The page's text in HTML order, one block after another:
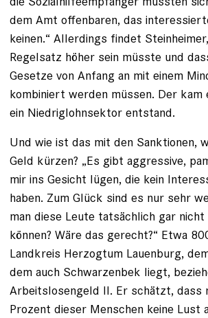
dem Amt offenbaren, das
keinen.“ ­Allerdings findet
Regelsatz höher sein müsste und
Gesetze von Anfang an mit einem
kombiniert werden müssen. Der
ein Niedriglohnsektor entstand.
Und wie ist das mit den Sanktionen,
Geld kürzen? „Es gibt aggressive,
mir ins Gesicht lügen, die kein
haben. Zum Glück sind es nur sehr
man diese Leute tatsächlich gar
können? Wäre das gerecht?“ Etwa
Landkreis Herzogtum Lauenburg,
dem auch Schwarzenbek liegt,
Arbeitslosengeld II. Er schätzt, dass
Prozent dieser Menschen keine Lust